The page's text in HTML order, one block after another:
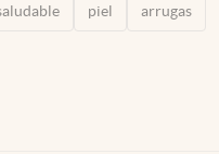
piel arrugas